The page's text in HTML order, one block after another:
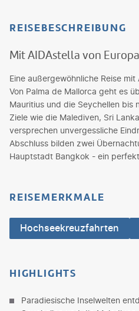
REISEBESCHREIBUNG
Mit AIDAstella von
Eine außergewöhnliche Reise
Von Palma de Mallorca geht es
Mauritius und die Seychellen bis
Ziele wie die Malediven, Sri
versprechen unvergessliche
Abschluss bilden zwei
Hauptstadt Bangkok - ein
REISEMERKMALE
Hochseekreuzfahrten
HIGHLIGHTS
Paradiesische Inselwelten